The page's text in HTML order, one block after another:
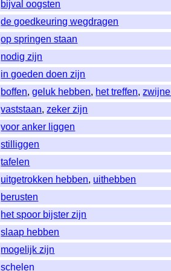
bijval oogsten
de goedkeuring wegdragen
op springen staan
nodig zijn
in goeden doen zijn
boffen,geluk hebben, het treffen,
vaststaan,zeker zijn
voor anker liggen
stilliggen
tafelen
uitgetrokken hebben, uithebben
berusten
het spoor bijster zijn
slaap hebben
mogelijk zijn
schelen